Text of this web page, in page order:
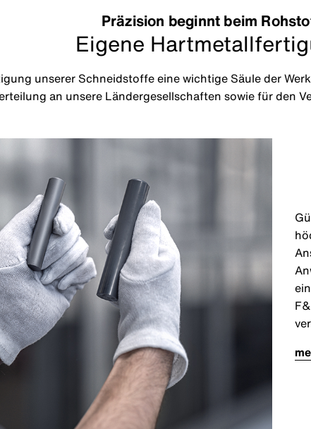
Präzision beginnt beim
Eigene
unserer Schneidstoffe eine wichtige Säule der
an unsere Ländergesellschaften sowie für den